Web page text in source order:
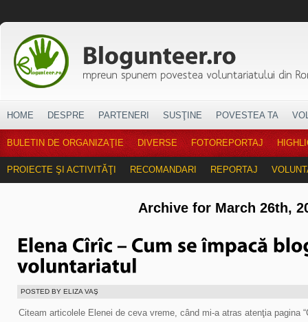
HOME DESPRE PARTENERI SUSŢINE POVESTEA TA
BULETIN DE ORGANIZAŢIE DIVERSE FOTOREPORTAJ
PROIECTE ŞI ACTIVITĂŢI RECOMANDARI REPORTAJ
Archive for March 26th,
POSTED BY ELIZA VAŞ
Citeam articolele Elenei de ceva vreme, când mi-a atras atenţia pagina